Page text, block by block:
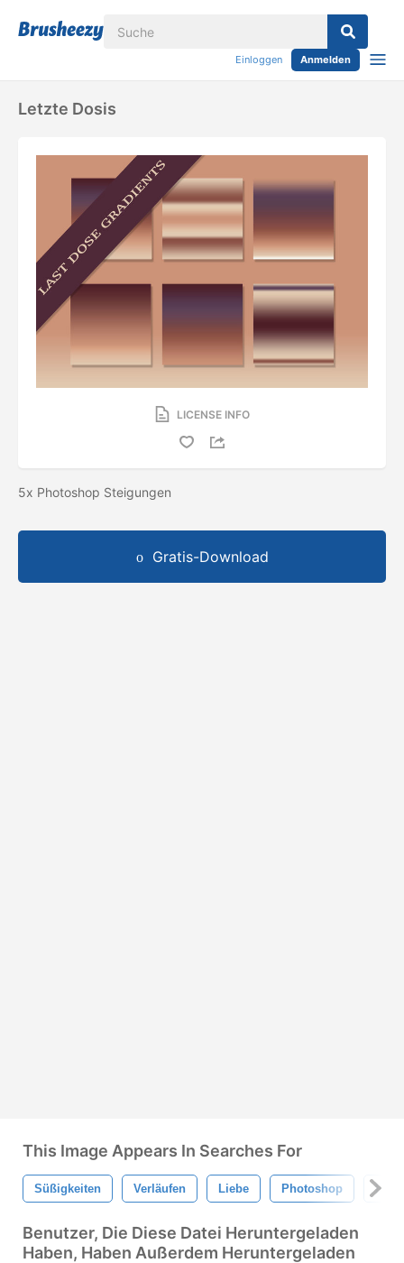
Einloggen Anmelden
Letzte Dosis
LICENSE INFO
5x Photoshop Steigungen
Gratis-Download
This Image Appears In Searches For
Süßigkeiten Verläufen Liebe Photoshop Rosa
Benutzer, Die Diese Datei Heruntergeladen
Haben, Haben Außerdem Heruntergeladen